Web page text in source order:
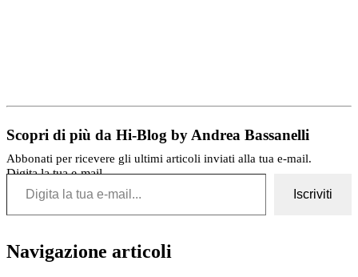
Scopri di più da Hi-Blog by Andrea Bassanelli
Abbonati per ricevere gli ultimi articoli inviati alla tua e-mail.
Digita la tua e-mail...
Iscriviti
Navigazione articoli